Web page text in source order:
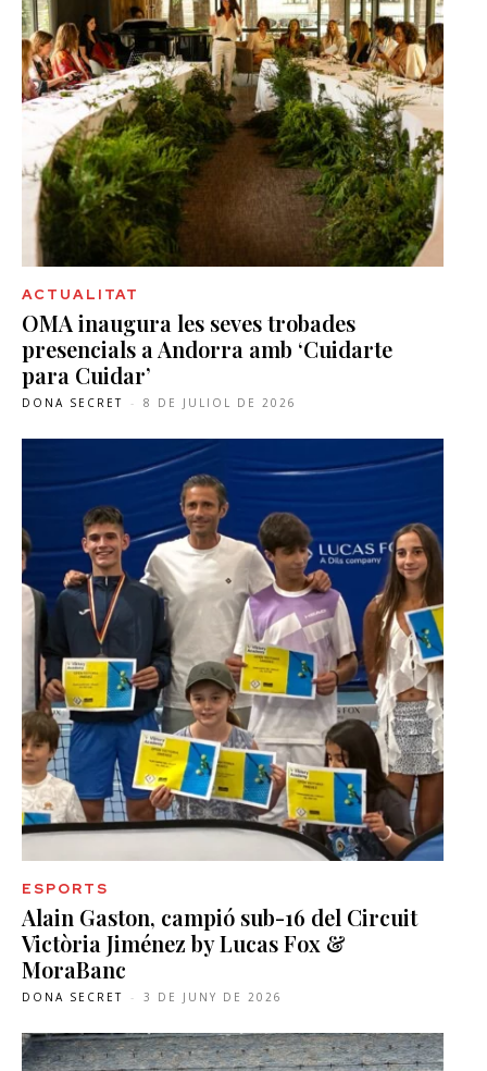
ACTUALITAT
OMA inaugura les seves trobades
presencials a Andorra amb ‘Cuidarte
para Cuidar’
DONA SECRET - 8 DE JULIOL DE 2026
ESPORTS
Alain Gaston, campió sub-16 del Circuit
Victòria Jiménez by Lucas Fox &
MoraBanc
DONA SECRET - 3 DE JUNY DE 2026